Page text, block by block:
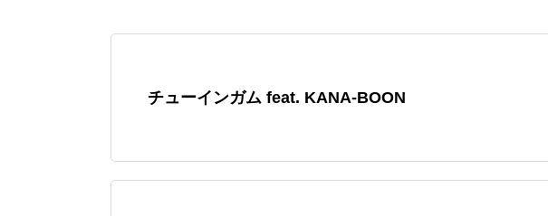
チューインガム feat. KANA-BOON